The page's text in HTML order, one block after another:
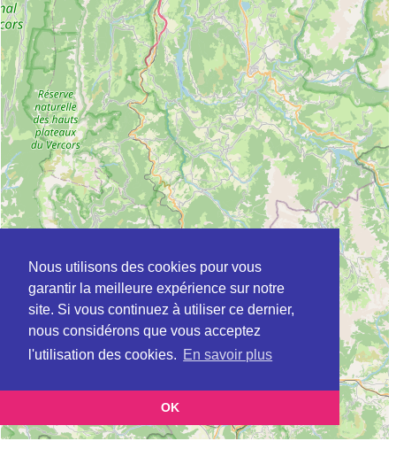
Nous utilisons des cookies pour vous
garantir la meilleure expérience sur notre
site. Si vous continuez à utiliser ce dernier,
nous considérons que vous acceptez
l'utilisation des cookies. En savoir plus
OK